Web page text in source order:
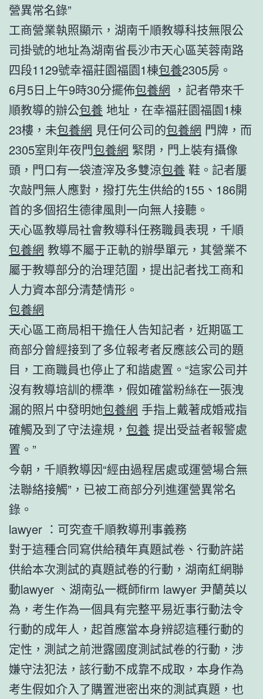
營異常名錄”
工商營業執照顯示，湖南千順教導科技無限公
司掛號的地址為湖南省長沙市天心區芙蓉南路
四段1129號幸福莊園福園1棟包養2305房。
6月5日上午9時30分擺佈包養網 ，記者帶來千
順教導的辦公包養 地址，在幸福莊園福園1棟
23樓，未包養網 見任何公司的包養網 門牌，而
2305室則年夜門包養網 緊閉，門上裝有攝像
頭，門口有一袋渣滓及多雙涼包養 鞋。記者屢
次敲門無人應對，撥打先生供給的155、186開
首的多個招生德律風則一向無人接聽。
天心區教導局社會教導科任務職員表現，千順
包養網 教導不屬于正軌的辦學單元，其營業不
屬于教導部分的治理范圍，提出記者找工商和
人力資本部分清楚情形。
包養網
天心區工商局相干擔任人告知記者，近期區工
商部分曾經接到了多位報考者反應該公司的題
目，工商職員也停止了和諧處置。“這家公司并
沒有教導培訓的標準，假如確當粉絲在一張洩
漏的照片中發明她包養網 手指上戴著成婚戒指
確觸及到了守法違規， 包養 提出受益者報警處
置。”
今朝，千順教導因“經由過程居處或運營場合無
法聯絡接觸”，已被工商部分列進運營異常名
錄。
lawyer ：可究查千順教導刑事義務
對于這種合同寫供給積年真題試卷、行動許諾
供給本次測試的真題試卷的行動，湖南紅網聯
動lawyer 、湖南弘一概師firm lawyer 尹蘭英以
為，考生作為一個具有完整平易近事行動法令
行動的成年人，起首應當本身辨認這種行動的
定性，測試之前泄露國度測試試卷的行動，涉
嫌守法犯法，該行動不成靠不成取，本身作為
考生假如介入了購置泄密出來的測試真題，也